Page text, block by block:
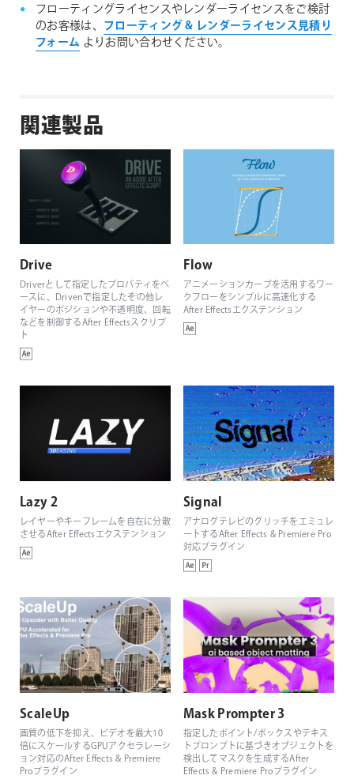
フローティングライセンスやレンダーライセンスをご検討
のお客様は、 フローティング & レンダーライセンス見積り
フォーム よりお問い合わせください。
関連製品
Drive
Driverとして指定したプロパティをベ
ースに、Drivenで指定したその他レ
イヤーのポジションや不透明度、回転
などを制御するAfter Effectsスクリプ
ト
Flow
アニメーションカーブを活用するワー
クフローをシンプルに高速化する
After Effectsエクステンション
Lazy 2
レイヤーやキーフレームを自在に分散
させるAfter Effectsエクステンション
Signal
アナログテレビのグリッチをエミュレ
ートするAfter Effects & Premiere Pro
対応プラグイン
ScaleUp
画質の低下を抑え、ビデオを最大10
倍にスケールするGPUアクセラレーシ
ョン対応のAfter Effects & Premiere
Proプラグイン
Mask Prompter 3
指定したポイント/ボックスやテキス
トプロンプトに基づきオブジェクトを
検出してマスクを生成するAfter
Effects & Premiere Proプラグイン